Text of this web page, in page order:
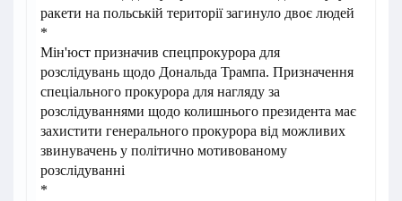
ракети на польській території загинуло двоє людей
*
Мін'юст призначив спецпрокурора для
розслідувань щодо Дональда Трампа. Призначення
спеціального прокурора для нагляду за
розслідуваннями щодо колишнього президента має
захистити генерального прокурора від можливих
звинувачень у політично мотивованому
розслідуванні
*